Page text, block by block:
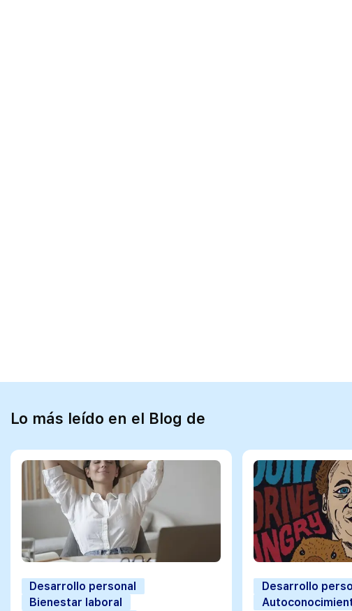
Lo más leído en el Blog de
Desarrollo personal
Bienestar laboral
Desarrollo